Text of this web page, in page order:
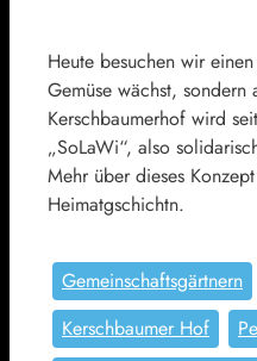
Heute besuchen wir
Gemüse wächst,
Kerschbaumerhof wird
„SoLaWi“, also
Mehr über dieses
Heimatgschichtn.
Gemeinschaftsgärtnern
Kerschbaumer Hof